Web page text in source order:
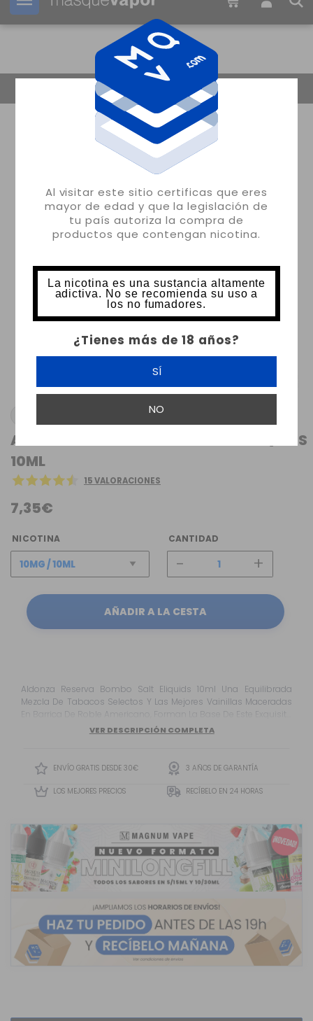
Al visitar este sitio certificas que eres
mayor de edad y que la legislación de
tu país autoriza la compra de
productos que contengan nicotina.
La nicotina es una sustancia altamente
adictiva. No se recomienda su uso a
los no fumadores.
¿Tienes más de 18 años?
SÍ
NO
Tu pedido puede ser enviado en 54m: 50s
ALDONZA RESERVA BOMBO SALT ELIQUIDS
10ML
15 VALORACIONES
7,35€
NICOTINA CANTIDAD
- +
AÑADIR A LA CESTA
Aldonza Reserva Bombo Salt Eliquids 10ml Una Equilibrada
Mezcla De Tabacos Selectos Y Las Mejores Vainillas Maceradas
En Barrica De Roble Americano, Forman La Base De Este Exquisito
Líquido, A La Que Se Le Han Añadido Diferentes Matices
VER DESCRIPCIÓN COMPLETA
ENVÍO GRATIS DESDE 30€ 3 AÑOS DE GARANTÍA
LOS MEJORES PRECIOS RECÍBELO EN 24 HORAS